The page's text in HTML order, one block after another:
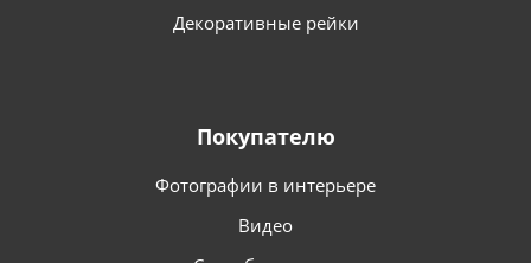
Декоративные рейки
Покупателю
Фотографии в интерьере
Видео